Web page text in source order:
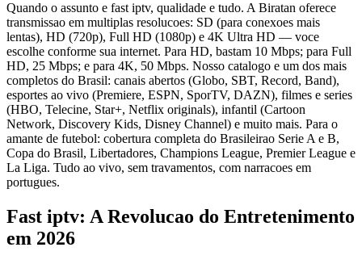
Quando o assunto e fast iptv, qualidade e tudo. A Biratan oferece
transmissao em multiplas resolucoes: SD (para conexoes mais
lentas), HD (720p), Full HD (1080p) e 4K Ultra HD — voce
escolhe conforme sua internet. Para HD, bastam 10 Mbps; para Full
HD, 25 Mbps; e para 4K, 50 Mbps. Nosso catalogo e um dos mais
completos do Brasil: canais abertos (Globo, SBT, Record, Band),
esportes ao vivo (Premiere, ESPN, SporTV, DAZN), filmes e series
(HBO, Telecine, Star+, Netflix originals), infantil (Cartoon
Network, Discovery Kids, Disney Channel) e muito mais. Para o
amante de futebol: cobertura completa do Brasileirao Serie A e B,
Copa do Brasil, Libertadores, Champions League, Premier League e
La Liga. Tudo ao vivo, sem travamentos, com narracoes em
portugues.
Fast iptv: A Revolucao do Entretenimento
em 2026